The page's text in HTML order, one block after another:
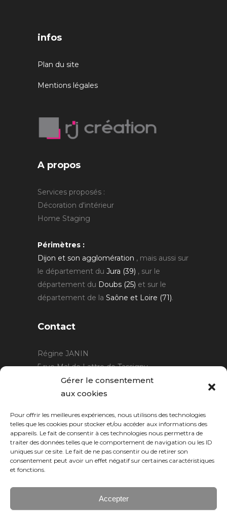
Gérer le consentement
aux cookies
Pour offrir les meilleures expériences, nous utilisons des technologies
telles que les cookies pour stocker et/ou accéder aux informations des
appareils. Le fait de consentir à ces technologies nous permettra de
traiter des données telles que le comportement de navigation ou les ID
uniques sur ce site. Le fait de ne pas consentir ou de retirer son
consentement peut avoir un effet négatif sur certaines caractéristiques
et fonctions.
Accepter
infos
Plan du site
Mentions légales
A propos
Services proposés :
Décoration d'intérieur
Home Staging
Périmètres :
Dijon et son agglomération , mais aussi sur
le département du Jura (39) , sur le
département du Doubs (25) et sur le
département de la Saône et Loire (71).
Contact
Régine JANIN
5 rue Mal de Lattre de Tassigny
21220 Gevrey Chambertin
06 15 15 80 29
Horaires :sur rendez-vous.